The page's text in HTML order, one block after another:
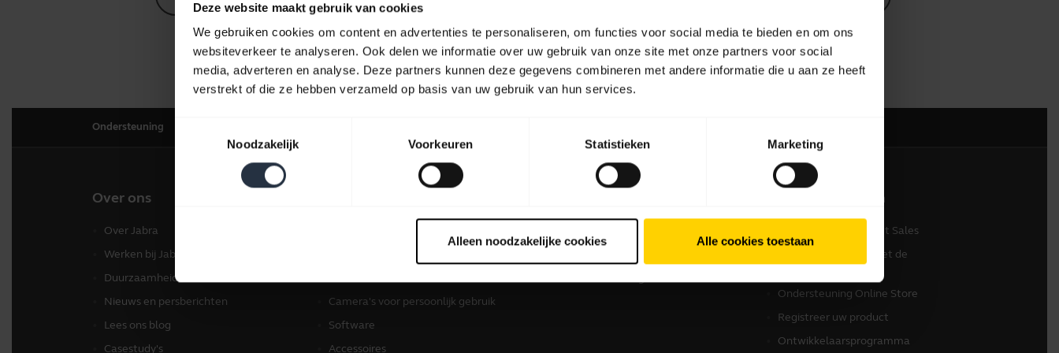
Deze website maakt gebruik van cookies
We gebruiken cookies om content en advertenties te personaliseren, om functies voor social media te bieden en om ons
websiteverkeer te analyseren. Ook delen we informatie over uw gebruik van onze site met onze partners voor social
media, adverteren en analyse. Deze partners kunnen deze gegevens combineren met andere informatie die u aan ze heeft
verstrekt of die ze hebben verzameld op basis van uw gebruik van hun services.
Noodzakelijk
Voorkeuren Statistieken Marketing
Alleen noodzakelijke cookies Alle cookies toestaan
Software en apps
Ondersteuning
Over ons
Over Jabra
Werken bij Jabra
Duurzaamheid
Nieuws en persberichten
Lees ons blog
Casestudy's
Camera's voor persoonlijk gebruik
Software
Accessoires
Contact opnemen
Neem contact op met Sales
Contact opnemen met de
Ondersteuning Online Store
Registreer uw product
Ontwikkelaarsprogramma